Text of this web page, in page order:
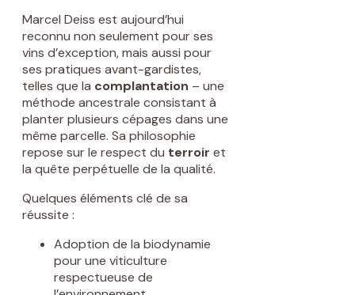
Marcel Deiss est aujourd’hui
reconnu non seulement pour ses
vins d’exception, mais aussi pour
ses pratiques avant-gardistes,
telles que la complantation – une
méthode ancestrale consistant à
planter plusieurs cépages dans une
même parcelle. Sa philosophie
repose sur le respect du terroir et
la quête perpétuelle de la qualité.
Quelques éléments clé de sa
réussite :
Adoption de la biodynamie
pour une viticulture
respectueuse de